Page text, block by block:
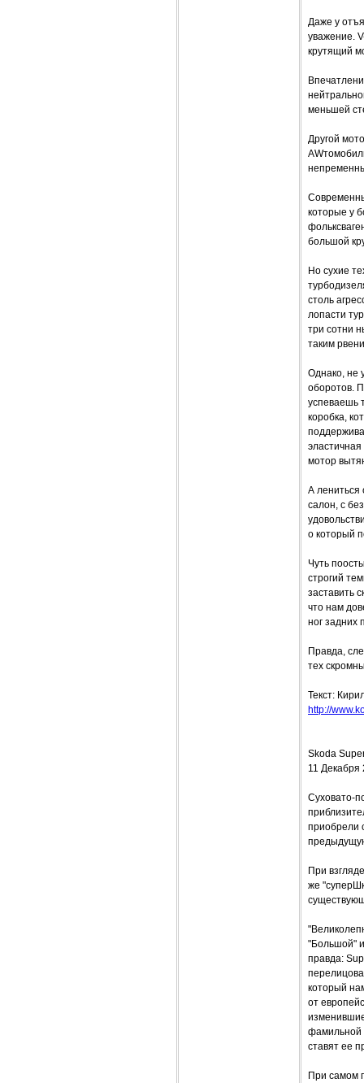
Даже у
уважение.
крутящий
меньшей
Другой
которые у
большой
Но сухие
столь
лопасти
три сотни
таким
Однако, не
оборотов.
успеваешь
коробка,
мотор
А лениться
салон, с
о который
Чуть
строгий
заставить
что нам
ног задних
Правда,
тех
Текст:
http://
Skoda
11 Декабря
Суховато-
приобрели
При
же
"Большой"
правда:
который
от
фамильной
ставят ее
При самом